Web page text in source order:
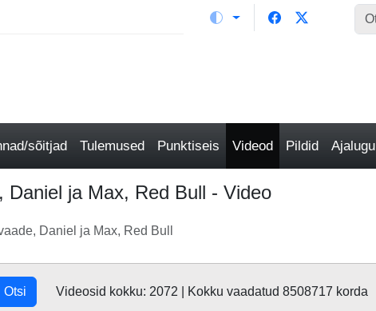
sõitjad Tulemused Punktiseis Videod Pildid Ajalugu
Daniel ja Max, Red Bull - Video
Daniel ja Max, Red Bull
Otsi Videosid kokku: 2072 | Kokku vaadatud 8508717 korda